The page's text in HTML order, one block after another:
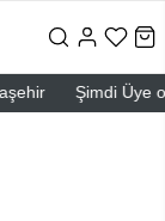
Şimdi Üye ol !